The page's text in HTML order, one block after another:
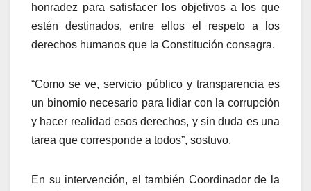
honradez para satisfacer los objetivos a los que
estén destinados, entre ellos el respeto a los
derechos humanos que la Constitución consagra.
“Como se ve, servicio público y transparencia es
un binomio necesario para lidiar con la corrupción
y hacer realidad esos derechos, y sin duda es una
tarea que corresponde a todos”, sostuvo.
En su intervención, el también Coordinador de la